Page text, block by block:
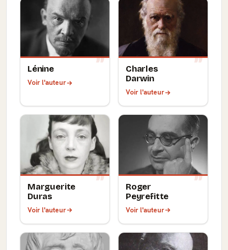
Lénine
Voir l'auteur
Charles
Darwin
Voir l'auteur
Marguerite
Duras
Voir l'auteur
Roger
Peyrefitte
Voir l'auteur